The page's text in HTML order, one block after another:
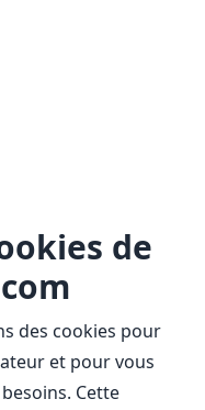
de
des cookies pour
et pour vous
Cette